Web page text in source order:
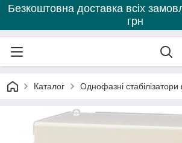
Безкоштовна доставка всіх
грн
Каталог Однофазні стабілізатори